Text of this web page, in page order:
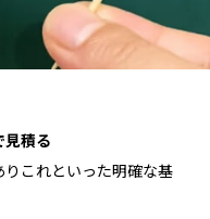
積る
これといった明確な基